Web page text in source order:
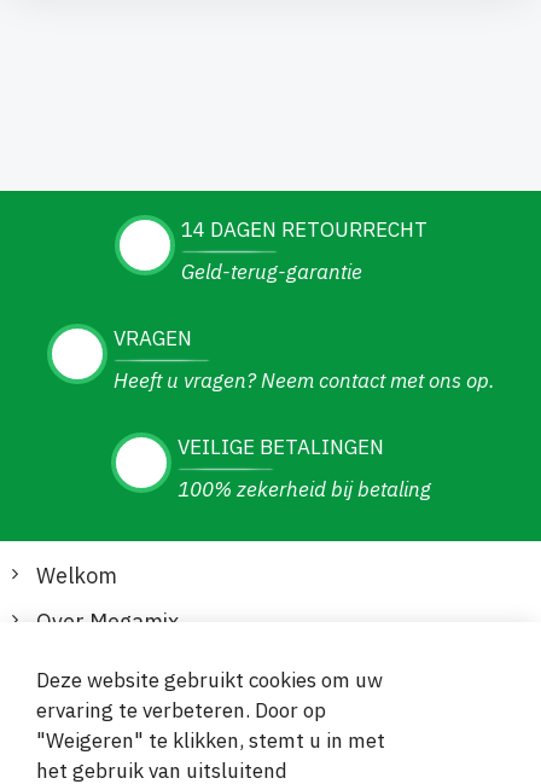
14 DAGEN RETOURRECHT
Geld-terug-garantie
VRAGEN
Heeft u vragen? Neem contact met ons op.
VEILIGE BETALINGEN
100% zekerheid bij betaling
Welkom
Over Megamix
Informatie
Klantenservice
Deze website gebruikt cookies om uw
ervaring te verbeteren. Door op
"Weigeren" te klikken, stemt u in met
het gebruik van uitsluitend